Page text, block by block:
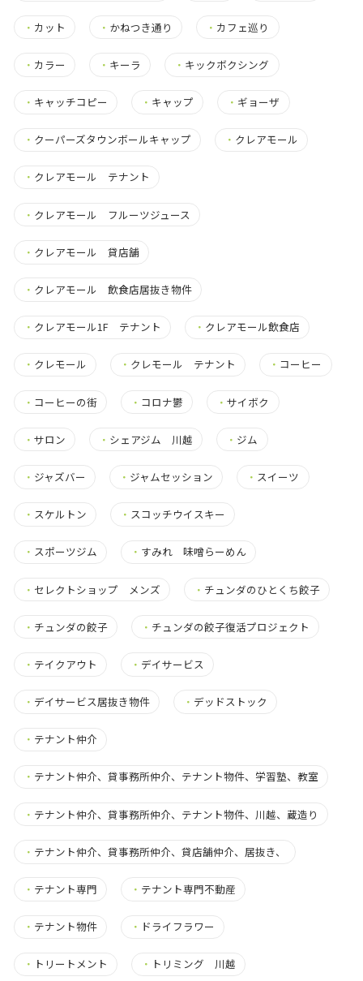
・ カット ・ かねつき通り ・ カフェ巡り
・ カラー ・ キーラ ・ キックボクシング
・ キャッチコピー ・ キャップ ・ ギョーザ
・ クーパーズタウンボールキャップ ・ クレアモール
・ クレアモール テナント
・ クレアモール フルーツジュース
・ クレアモール 貸店舗
・ クレアモール 飲食店居抜き物件
・ クレアモール1F テナント ・ クレアモール飲食店
・ クレモール ・ クレモール テナント ・ コーヒー
・ コーヒーの街 ・ コロナ鬱 ・サイボク
・ サロン ・ シェアジム 川越 ・ ジム
・ ジャズバー ・ ジャムセッション ・ スイーツ
・ スケルトン ・ スコッチウイスキー
・ スポーツジム ・ すみれ 味噌らーめん
・ セレクトショップ メンズ ・ チュンダのひとくち餃子
・ チュンダの餃子 ・ チュンダの餃子復活プロジェクト
・ テイクアウト ・ デイサービス
・ デイサービス居抜き物件 ・ デッドストック
・ テナント仲介
・ テナント仲介、貸事務所仲介、テナント物件、学習塾、教室
・ テナント仲介、貸事務所仲介、テナント物件、川越、蔵造り
・ テナント仲介、貸事務所仲介、貸店舗仲介、居抜き、
・ テナント専門 ・ テナント専門不動産
・ テナント物件 ・ ドライフラワー
・ トリートメント ・ トリミング 川越